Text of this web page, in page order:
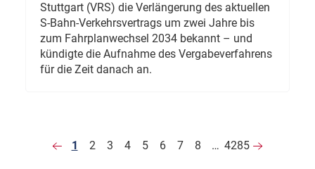
Stuttgart (VRS) die Verlängerung des aktuellen
S-Bahn-Verkehrsvertrags um zwei Jahre bis
zum Fahrplanwechsel 2034 bekannt – und
kündigte die Aufnahme des Vergabeverfahrens
für die Zeit danach an.
1 2 3 4 5 6 7 8 … 4285